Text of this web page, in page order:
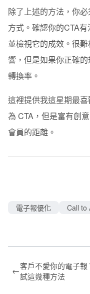
除了上述的方法，你
方式。確認你的CTA
並檢視它的成效。很
響，但是如果你正確
轉換率。
這裡提供我這星期最
為 CTA，但是富有創
會員的距離。
電子報優化 Call to
←客戶不愛你的電子報
試這幾種方法